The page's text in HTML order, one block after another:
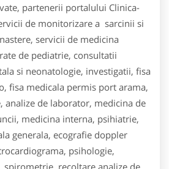
partenerii portalului Clinica-
de monitorizare a sarcinii si
servicii de medicina
de pediatrie, consultatii
si neonatologie, investigatii, fisa
fisa medicala permis port arama,
analize de laborator, medicina de
medicina interna, psihiatrie,
generala, ecografie doppler
psihologie,
recoltare analize de